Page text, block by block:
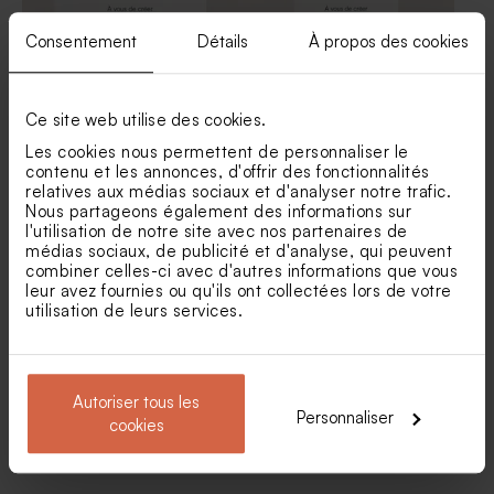
Consentement Détails À propos des cookies
Ce site web utilise des cookies.
Les cookies nous permettent de personnaliser le
contenu et les annonces, d'offrir des fonctionnalités
relatives aux médias sociaux et d'analyser notre trafic.
Nous partageons également des informations sur
l'utilisation de notre site avec nos partenaires de
médias sociaux, de publicité et d'analyse, qui peuvent
combiner celles-ci avec d'autres informations que vous
leur avez fournies ou qu'ils ont collectées lors de votre
utilisation de leurs services.
Autoriser tous les
cookies
Personnaliser
horizontale petit format effet
mat
petit format effet mat
Carte vierge 5 volets effet
Triptyque 100% personnalisé